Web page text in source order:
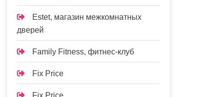
Estet, магазин межкомнатных
дверей
Family Fitness, фитнес-клуб
Fix Price
Fix Price